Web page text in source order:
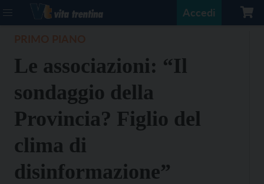
Accedi
Le associazioni: “Il
sondaggio della
Provincia? Figlio del
clima di
disinformazione”